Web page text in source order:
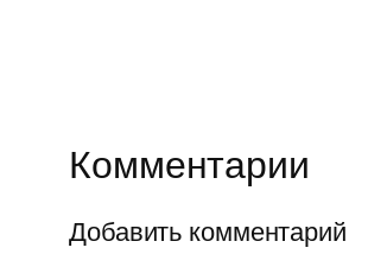
Комментарии
Добавить комментарий